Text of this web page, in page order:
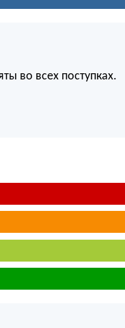
во всех поступках.